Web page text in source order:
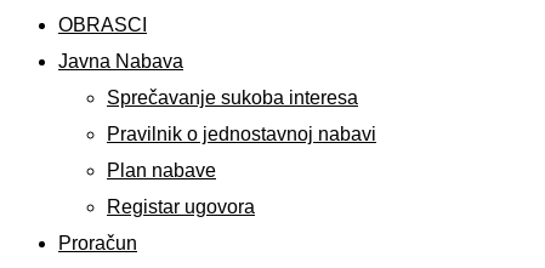
OBRASCI
Javna Nabava
Sprečavanje sukoba interesa
Pravilnik o jednostavnoj nabavi
Plan nabave
Registar ugovora
Proračun